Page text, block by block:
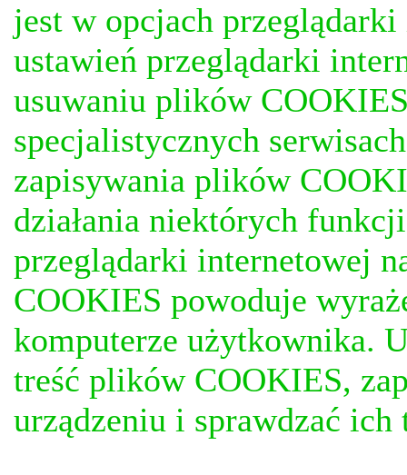
jest w opcjach
ustawień przeglądarki
usuwaniu plików
specjalistycznych
zapisywania plików
działania niektórych
przeglądarki internetowej
COOKIES powoduje
komputerze użytkownika.
treść plików COOKIES,
urządzeniu i sprawdzać ich